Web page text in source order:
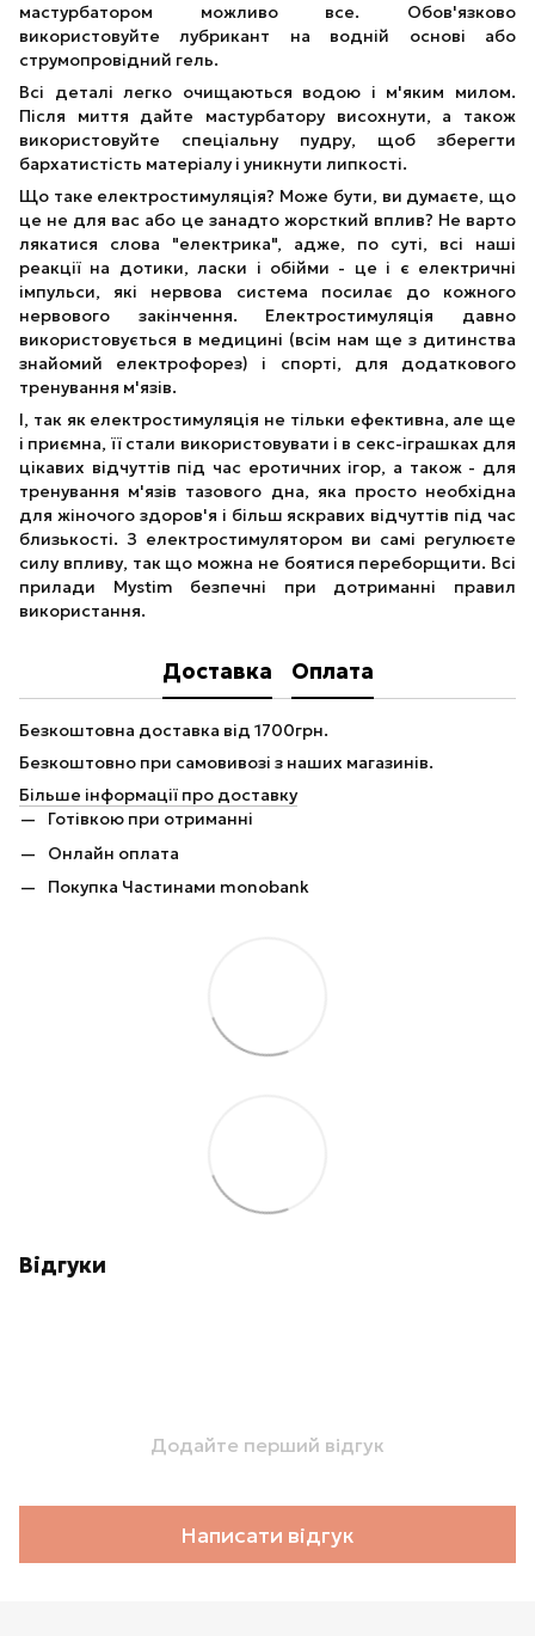
мастурбатором можливо все. Обов'язково
використовуйте лубрикант на водній основі або
струмопровідний гель.
Всі деталі легко очищаються водою і м'яким милом.
Після миття дайте мастурбатору висохнути, а також
використовуйте спеціальну пудру, щоб зберегти
бархатистість матеріалу і уникнути липкості.
Що таке електростимуляція? Може бути, ви думаєте, що
це не для вас або це занадто жорсткий вплив? Не варто
лякатися слова "електрика", адже, по суті, всі наші
реакції на дотики, ласки і обійми - це і є електричні
імпульси, які нервова система посилає до кожного
нервового закінчення. Електростимуляція давно
використовується в медицині (всім нам ще з дитинства
знайомий електрофорез) і спорті, для додаткового
тренування м'язів.
І, так як електростимуляція не тільки ефективна, але ще
і приємна, її стали використовувати і в секс-іграшках для
цікавих відчуттів під час еротичних ігор, а також - для
тренування м'язів тазового дна, яка просто необхідна
для жіночого здоров'я і більш яскравих відчуттів під час
близькості. З електростимулятором ви самі регулюєте
силу впливу, так що можна не боятися переборщити. Всі
прилади Mystim безпечні при дотриманні правил
використання.
Доставка Оплата
Безкоштовна доставка від 1700грн.
Безкоштовно при самовивозі з наших магазинів.
Більше інформації про доставку
Готівкою при отриманні
Онлайн оплата
Покупка Частинами monobank
Відгуки
Додайте перший відгук
Написати відгук